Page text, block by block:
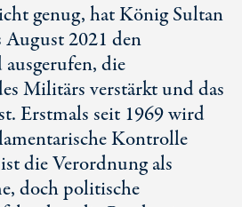
genug, hat König Sultan
2021 den
die
Militärs verstärkt und das
Erstmals seit 1969 wird
Kontrolle
die Verordnung als
doch politische